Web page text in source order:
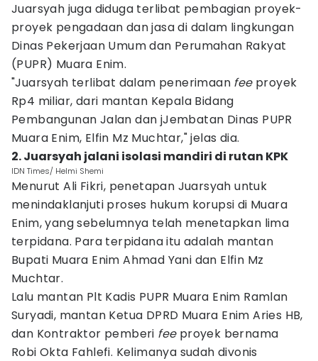
Juarsyah juga diduga terlibat pembagian proyek-
proyek pengadaan dan jasa di dalam lingkungan
Dinas Pekerjaan Umum dan Perumahan Rakyat
(PUPR) Muara Enim.
"Juarsyah terlibat dalam penerimaan feeproyek
Rp4 miliar, dari mantan Kepala Bidang
Pembangunan Jalan dan jJembatan Dinas PUPR
Muara Enim, Elfin Mz Muchtar," jelas dia.
2. Juarsyah jalani isolasi mandiri di rutan KPK
IDN Times/ Helmi Shemi
Menurut Ali Fikri, penetapan Juarsyah untuk
menindaklanjuti proses hukum korupsi di Muara
Enim, yang sebelumnya telah menetapkan lima
terpidana. Para terpidana itu adalah mantan
Bupati Muara Enim Ahmad Yani dan Elfin Mz
Muchtar.
Lalu mantan Plt Kadis PUPR Muara Enim Ramlan
Suryadi, mantan Ketua DPRD Muara Enim Aries HB,
dan Kontraktor pemberi fee proyek bernama
Robi Okta Fahlefi. Kelimanya sudah divonis